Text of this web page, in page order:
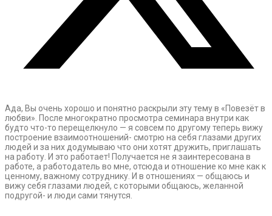
Ада, Вы очень хорошо и понятно раскрыли эту тему в «Повезёт в
любви». После многократно просмотра семинара внутри как
будто что-то перещелкнуло — я совсем по другому теперь вижу
построение взаимоотношений- смотрю на себя глазами других
людей и за них додумываю что они хотят дружить, приглашать
на работу. И это работает! Получается не я заинтересована в
работе, а работодатель во мне, отсюда и отношение ко мне как к
ценному, важному сотруднику. И в отношениях — общаюсь и
вижу себя глазами людей, с которыми общаюсь, желанной
подругой- и люди сами тянутся.